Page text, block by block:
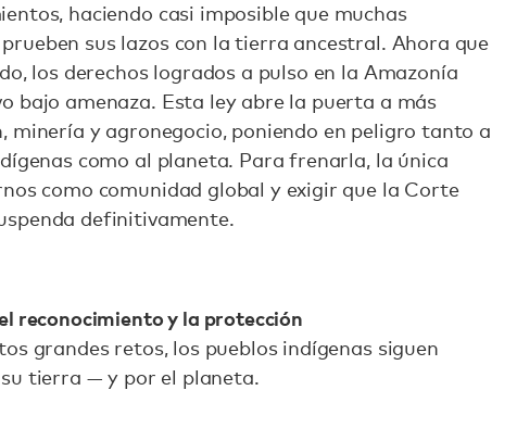
haciendo casi imposible que muchas
sus lazos con la tierra ancestral. Ahora que
los derechos logrados a pulso en la Amazonía
bajo amenaza. Esta ley abre la puerta a más
minería y agronegocio, poniendo en peligro tanto a
como al planeta. Para frenarla, la única
como comunidad global y exigir que la Corte
definitivamente.
reconocimiento y la protección
grandes retos, los pueblos indígenas siguen
tierra — y por el planeta.